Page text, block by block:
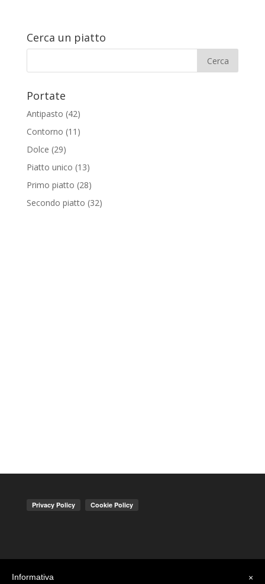
Cerca un piatto
Portate
Antipasto (42)
Contorno (11)
Dolce (29)
Piatto unico (13)
Primo piatto (28)
Secondo piatto (32)
×
Informativa